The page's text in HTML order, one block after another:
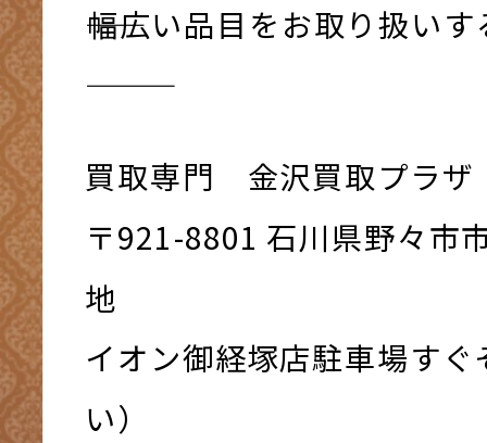
――幅広い品目をお取り扱い
―――
買取専門 金沢買取プラザ
〒921-8801 ⽯川県野々市
地
イオン御経塚店駐車場す
い）